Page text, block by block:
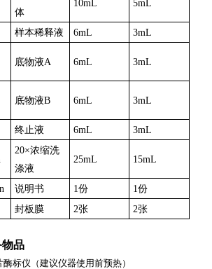
体
10mL 5mL
样本稀释液 6mL
3mL
底物液A 6mL 3mL
底物液B 6mL 3mL
终止液 6mL 3mL
20×浓缩洗
涤液
25mL 15mL
说明书 1份
1份
封板膜 2张 2张
品
酶标仪（建议仪器使用前预热）